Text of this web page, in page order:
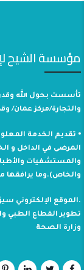
مؤسسة الشيح
والتجارة/مركز
⦁ تقديم الخدمة
المرضى في الداخل و
والمستشفيات
والخاص).وما يرافقها
.الموقع الإلكتروني
تطوير القطاع الطبي
وزارة الصحة